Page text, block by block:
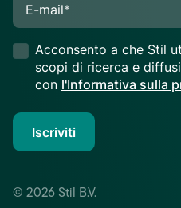
E-mail*
Acconsento a che Stil
scopi di ricerca e
con l'Informativa sulla
Iscriviti
© 2026 Stil B.V.